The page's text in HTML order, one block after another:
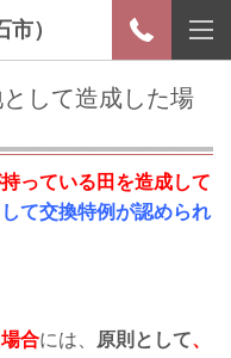
）
して造成した場
っている田を造成して
て交換特例が認められ
合には、 原則として、